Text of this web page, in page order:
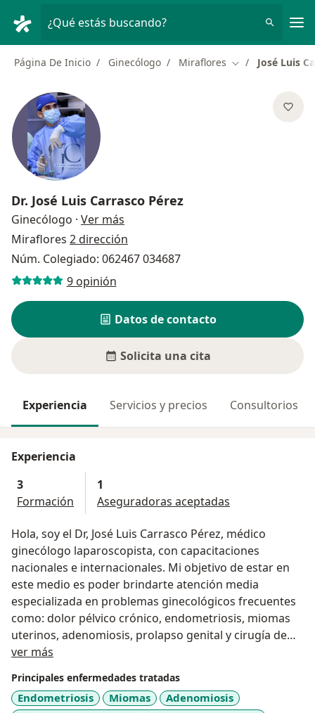
¿Qué estás buscando?
Página De Inicio Ginecólogo Miraflores Cambiar de
José Luis
Dr. José Luis Carrasco Pérez
Ginecólogo · Ver más
Miraflores 2 dirección
Núm. Colegiado: 062467 034687
9 opinión
Datos de contacto
Solicita una cita
Experiencia Servicios y precios Consultorios
Experiencia
3
Formación
1
Aseguradoras aceptadas
Hola, soy el Dr, José Luis Carrasco Pérez, médico
ginecólogo laparoscopista, con capacitaciones
nacionales e internacionales. Mi objetivo de estar en
este medio es poder brindarte atención media
especializada en problemas ginecológicos frecuentes
como: dolor pélvico crónico, endometriosis, miomas
uterinos, adenomiosis, prolapso genital y cirugía de
mínima invasión o laparoscópica. Ayudándote a tener
personalizado, basado en estándares y protocolos
internacionales. Todo siempre con un trato empático
ver más
Principales enfermedades tratadas
Endometriosis Miomas
Adenomiosis